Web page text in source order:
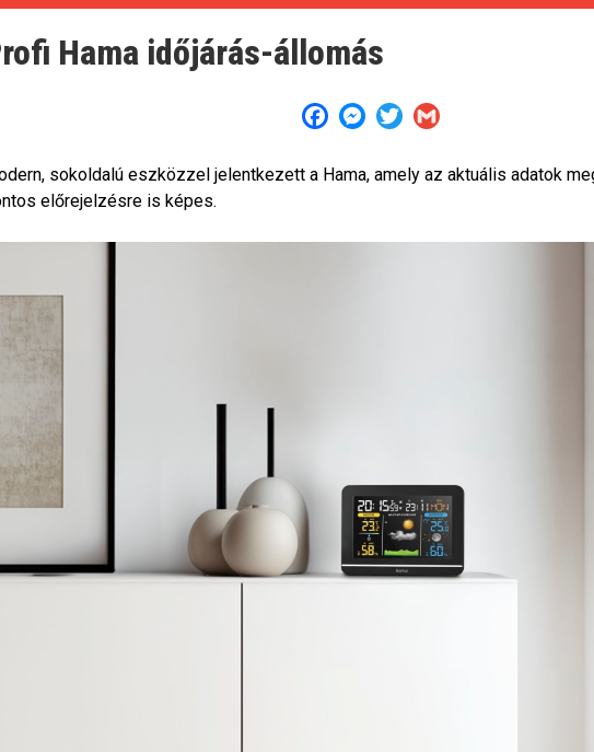
Hama időjárás-állomás
FacebookMessenger
Twitter
sokoldalú eszközzel jelentkezett a Hama, amely az aktuális adatok
előrejelzésre is képes.